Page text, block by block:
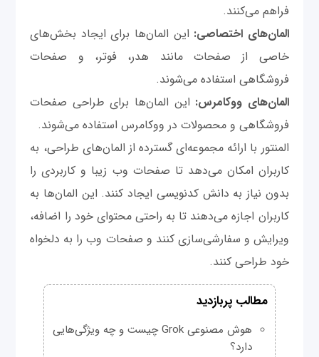
فراهم می‌کنند.
المان‌های اختصاصی: این المان‌ها برای ایجاد بخش‌های
خاصی از صفحات مانند هدر، فوتر، و صفحات
فروشگاهی استفاده می‌شوند.
المان‌های ووکامرس: این المان‌ها برای طراحی صفحات
فروشگاهی و محصولات در ووکامرس استفاده می‌شوند.
المنتور با ارائه مجموعه‌ای گسترده از المان‌های طراحی، به
کاربران امکان می‌دهد تا صفحات وب زیبا و کاربردی را
بدون نیاز به دانش کدنویسی ایجاد کنند. این المان‌ها به
کاربران اجازه می‌دهند تا به راحتی محتوای خود را اضافه،
ویرایش و سفارشی‌سازی کنند و صفحات وب را به دلخواه
خود طراحی کنند.
مطالب پربازدید
هوش مصنوعی Grok چیست و چه ویژگی‌هایی
دارد؟